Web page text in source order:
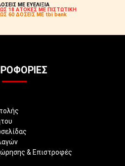
ΜΕ ΕΥΕΛΙΞΙΑ
18 ΑΤΟΚΕΣ ΜΕ ΠΙΣΤΩΤΙΚΗ
60 ΔΟΣΕΙΣ ΜΕ tbi bank
& Επιστροφές